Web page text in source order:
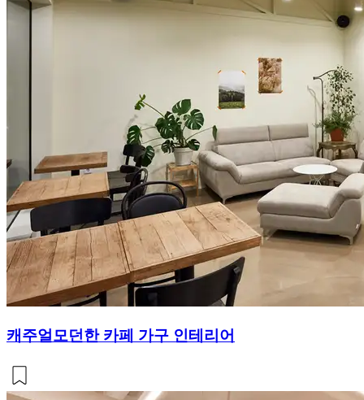
캐주얼모던한 카페 가구 인테리어